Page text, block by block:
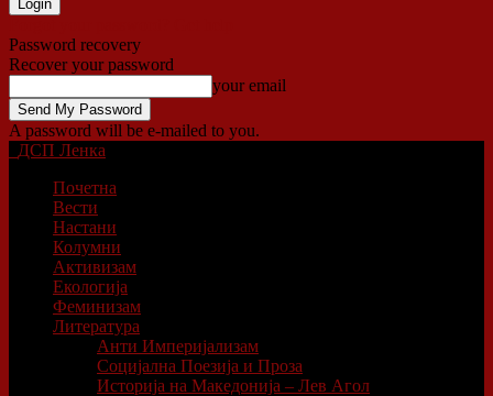
Password recovery
Recover your password
your email
A password will be e-mailed to you.
ДСП Ленка
Почетна
Вести
Настани
Колумни
Активизам
Екологија
Феминизам
Литература
Анти Империјализам
Социјална Поезија и Проза
Историја на Македонија – Лев Агол